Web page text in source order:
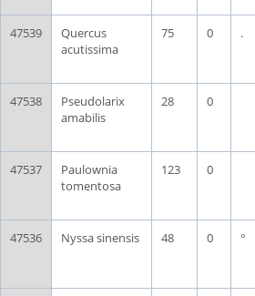
47539
Quercus
acutissima
75 0 .
47538
Pseudolarix
amabilis
28 0
47537
Paulownia
tomentosa
123 0
47536 Nyssa sinensis 48 0 °